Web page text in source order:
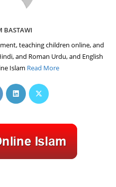
BASTAWI
teaching children online, and
and Roman Urdu, and English
Islam Read More
Opens
in
new
tab
Opens
in
new
tab
Opens
new
tab